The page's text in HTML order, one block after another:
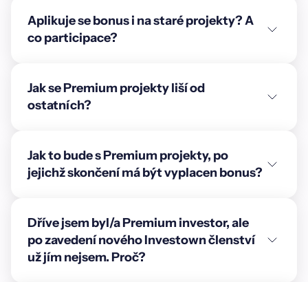
Aplikuje se bonus i na staré projekty? A
co participace?
Jak se Premium projekty liší od
ostatních?
Jak to bude s Premium projekty, po
jejichž skončení má být vyplacen bonus?
Dříve jsem byl/a Premium investor, ale
po zavedení nového Investown členství
už jím nejsem. Proč?